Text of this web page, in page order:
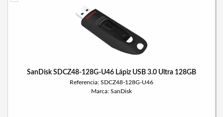
SanDisk SDCZ48-128G-U46 Lápiz USB 3.0 Ultra 128GB
Referencia: SDCZ48-128G-U46
Marca: SanDisk